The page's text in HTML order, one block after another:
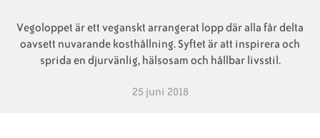
Animaliska
ingredienser
Veganska
konsumentlistor
Vanliga
frågor
Vegoloppet är ett veganskt arrangerat lopp där alla får delta
oavsett nuvarande kosthållning. Syftet är att inspirera och
sprida en djurvänlig, hälsosam och hållbar livsstil.
25 juni 2018